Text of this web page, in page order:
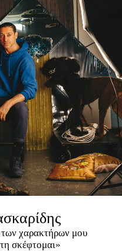
χαρακτήρων μου
σκέφτομαι»